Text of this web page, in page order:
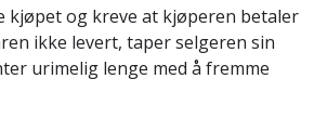
kjøpet og kreve at kjøperen betaler
ikke levert, taper selgeren sin
urimelig lenge med å fremme